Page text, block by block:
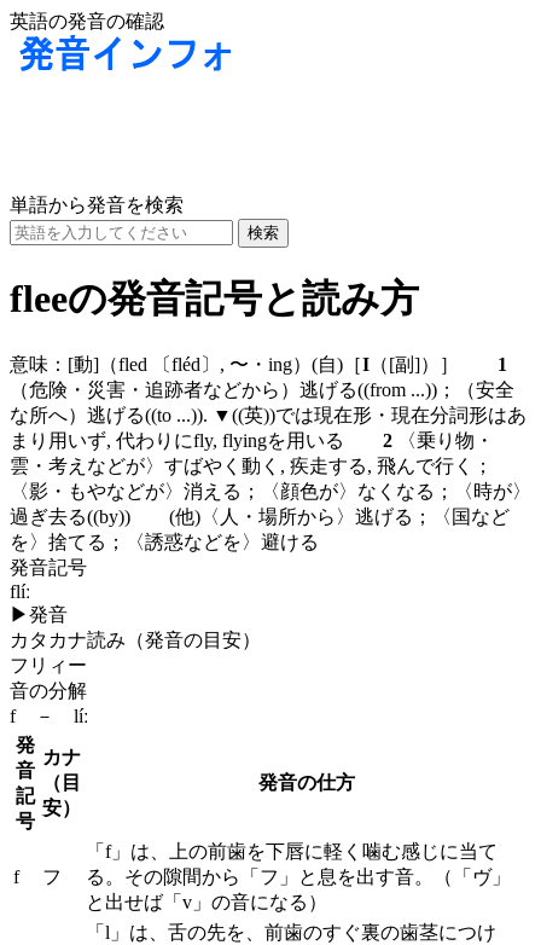
英語の発音の確認
単語から発音を検索
fleeの発音記号と読み方
意味： [動] （fled 〔fléd〕 , 〜・ing） (自) ［I （[副]）］ 1
（危険・災害・追跡者などから）逃げる((from ...))；（安全
な所へ）逃げる((to ...)). ▼((英))では現在形・現在分詞形はあ
まり用いず, 代わりにfly, flyingを用いる 2 〈乗り物・
雲・考えなどが〉すばやく動く, 疾走する, 飛んで行く；
〈影・もやなどが〉消える；〈顔色が〉なくなる；〈時が〉
過ぎ去る((by)) (他) 〈人・場所から〉逃げる；〈国など
を〉捨てる；〈誘惑などを〉避ける
発音記号
flíː
▶発音
カタカナ読み（発音の目安）
フリィー
音の分解
f － líː
発
音
記
号
カナ
（目
安）
発音の仕方
f フ
「f」は、上の前歯を下唇に軽く噛む感じに当て
る。その隙間から「フ」と息を出す音。（「ヴ」
と出せば「v」の音になる）
「l」は、舌の先を、前歯のすぐ裏の歯茎につけ